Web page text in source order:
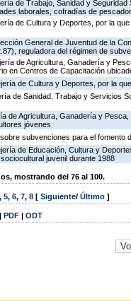
de Trabajo, Sanidad y
laborales, cofradías de
de Cultura y Deportes, por la
General de Juventud de la
reguladora del régimen de
de Agricultura, Ganadería y
en Centros de Capacitación
de Cultura y Deportes, por la
de Sanidad, Trabajo y Servicios
de Agricultura, Ganadería y
jóvenes
subvenciones para el fomento
de Educación, Cultura y
juvenil durante 1988
mostrando del 76 al 100.
, 5, 6, 7, 8 [ Siguiente/ Último ]
| PDF | ODT